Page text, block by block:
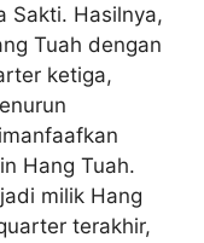
Sakti. Hasilnya,
Tuah dengan
ketiga,
Hang Tuah.
milik Hang
terakhir,